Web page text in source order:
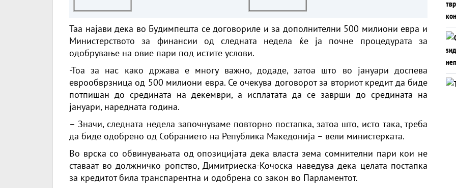
Таа најави дека во Будимпешта се договориле и за дополнителни 500 милиони евра и
Министерството за финансии од следната недела ќе ја почне процедурата за
одобрување на овие пари под истите услови.
-Тоа за нас како држава е многу важно, додаде, затоа што во јануари доспева
еврообврзница од 500 милиони евра. Се очекува договорот за вториот кредит да биде
потпишан до средината на декември, а исплатата да се заврши до средината на
јануари, наредната година.
– Значи, следната недела започнуваме повторно постапка, затоа што, исто така, треба
да биде одобрено од Собранието на Република Македонија – вели министерката.
Во врска со обвинувањата од опозицијата дека власта зема сомнителни пари кои не
ставаат во должничко ропство, Димитриеска-Кочоска наведува дека целата постапка
за кредитот била транспарентна и одобрена со закон во Парламентот.